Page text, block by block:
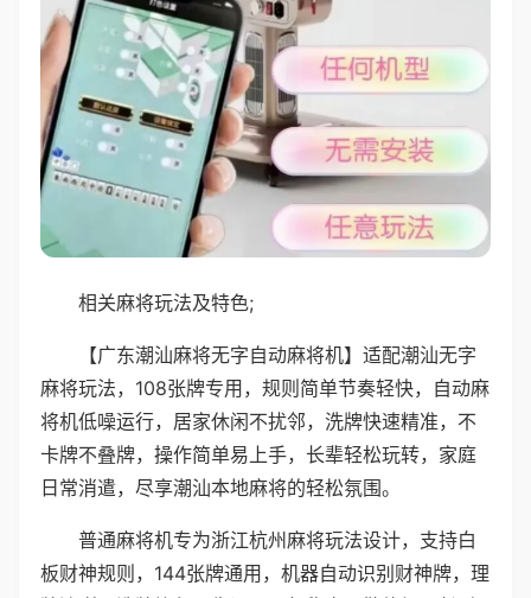
相关麻将玩法及特色;
【广东潮汕麻将无字自动麻将机】适配潮汕无字
麻将玩法，108张牌专用，规则简单节奏轻快，自动麻
将机低噪运行，居家休闲不扰邻，洗牌快速精准，不
卡牌不叠牌，操作简单易上手，长辈轻松玩转，家庭
日常消遣，尽享潮汕本地麻将的轻松氛围。
普通麻将机专为浙江杭州麻将玩法设计，支持白
板财神规则，144张牌通用，机器自动识别财神牌，理